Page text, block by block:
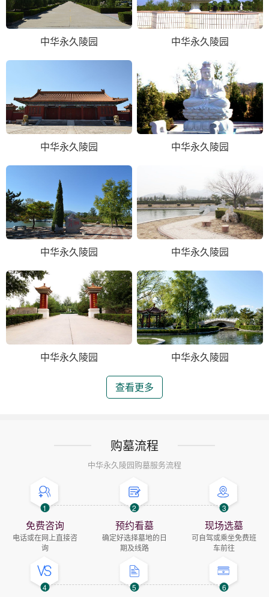
中华永久陵园 中华永久陵园
中华永久陵园 中华永久陵园
中华永久陵园 中华永久陵园
中华永久陵园 中华永久陵园
查看更多
购墓流程
中华永久陵园购墓服务流程
1
免费咨询
电话或在网上直接咨
询
2
预约看墓
确定好选择墓地的日
期及线路
3
现场选墓
可自驾或乘坐免费班
车前往
4 5 6